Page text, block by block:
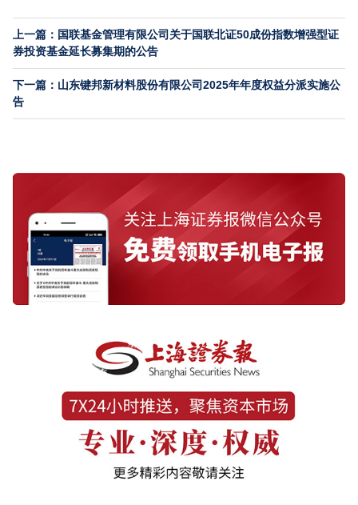
上一篇：国联基金管理有限公司关于国联北证50成份指数增强型证
券投资基金延长募集期的公告
下一篇：山东键邦新材料股份有限公司2025年年度权益分派实施公
告